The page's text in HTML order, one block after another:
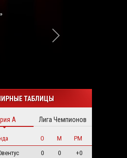
ТАБЛИЦЫ
А Лига Чемпионов
О М
РМ
0 0
+0